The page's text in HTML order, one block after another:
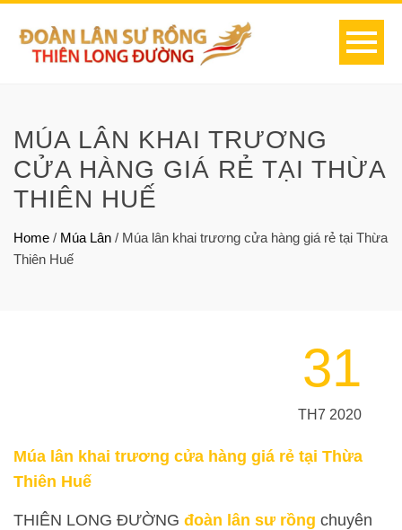
MÚA LÂN KHAI TRƯƠNG
CỬA HÀNG GIÁ RẺ TẠI THỪA
THIÊN HUẾ
Home / Múa Lân / Múa lân khai trương cửa hàng giá rẻ tại Thừa
Thiên Huế
31
TH7 2020
Múa lân khai trương cửa hàng giá rẻ tại Thừa
Thiên Huế
THIÊN LONG ĐƯỜNG đoàn lân sư rồng chuyên